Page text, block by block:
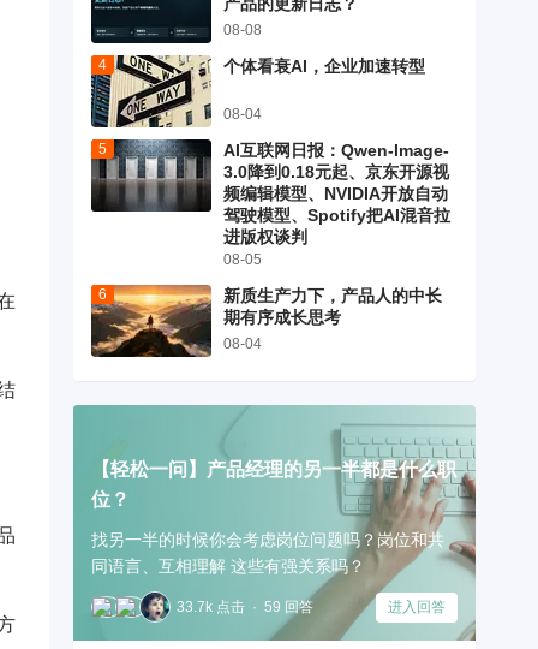
08-08
个体看衰AI，企业加速转型
08-04
AI互联网日报：Qwen-Image-
3.0降到0.18元起、京东开源视
频编辑模型、NVIDIA开放自动
驾驶模型、Spotify把AI混音拉
进版权谈判
08-05
新质生产力下，产品人的中长
期有序成长思考
08-04
【轻松一问】产品经理的另一半都是什么职
位？
找另一半的时候你会考虑岗位问题吗？岗位和共
同语言、互相理解 这些有强关系吗？
33.7k 点击 59 回答 进入回答